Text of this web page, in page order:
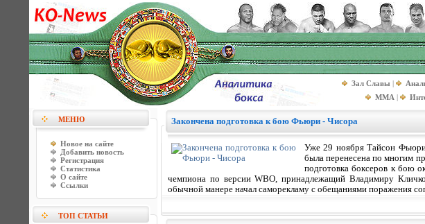
Зал Славы |
MMA |
МЕНЮ
Новое на сайте
Добавить новость
Регистрация
Статистика
О сайте
Ссылки
ТОП СТАТЬИ
Закончена подготовка к бою Фьюри - Чисора
Уже 29 ноября Тайсон
была перенесена по многим
подготовка боксеров к бою
чемпиона по версии WBO, принадлежащий Владимиру
обычной манере начал саморекламу с обещаниями поражения